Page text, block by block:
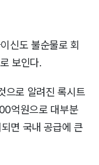
신도 불순물로 회
보인다.
으로 알려진 록시트
억원으로 대부분
면 국내 공급에 큰